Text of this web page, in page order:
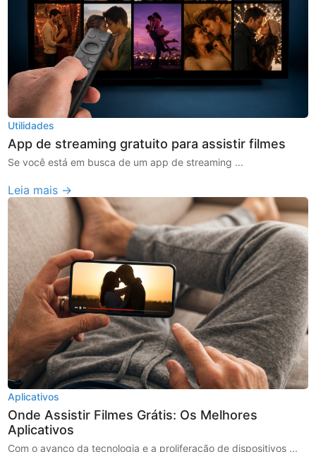
Utilidades
App de streaming gratuito para assistir filmes
Se você está em busca de um app de streaming ...
Leia mais →
Aplicativos
Onde Assistir Filmes Grátis: Os Melhores
Aplicativos
Com o avanço da tecnologia e a proliferação de dispositivos ...